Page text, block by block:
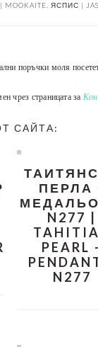
ЯСПИС |
поръчки моля
чрез страницата за
САЙТА:
ПЕРЛА
N277 |
PEARL
N277